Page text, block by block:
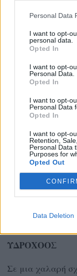
Personal Data
I want to opt-
personal data.
Opted In
I want to opt-
Personal Data.
Opted In
I want to opt-
Personal Data
Opted In
I want to opt-
Retention,
Personal Data
Purposes for
Opted Out
Data Deletion
ΤΟΞΟΤΗΣ
Εκτιμήστε
τα χρήματα, τις
σχέσεις που έχετε.
ΑΙΓΟΚΕΡΩΣ
Αν νιώθετε
που έχετε να
διώξετε όσο πιο
ασαφείς
από τους
ΥΔΡΟΧΟΟΣ
Σε μια χαλαρή